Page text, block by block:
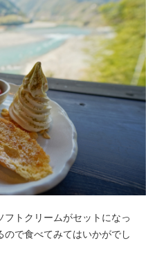
フトクリームがセットになっ
で食べてみてはいかがでし